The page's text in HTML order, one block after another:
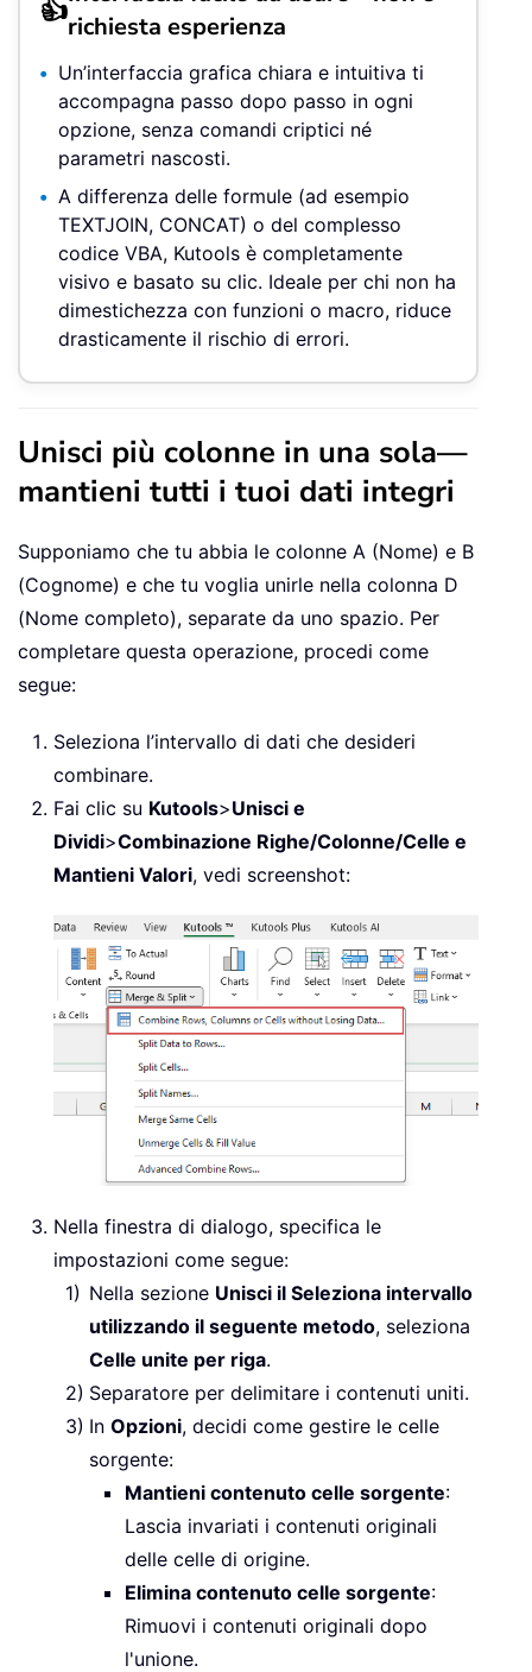
👍richiesta esperienza
Un’interfaccia grafica chiara e intuitiva ti
accompagna passo dopo passo in ogni
opzione, senza comandi criptici né
parametri nascosti.
A differenza delle formule (ad esempio
TEXTJOIN, CONCAT) o del complesso
codice VBA, Kutools è completamente
visivo e basato su clic. Ideale per chi non ha
dimestichezza con funzioni o macro, riduce
drasticamente il rischio di errori.
Unisci più colonne in una sola—
mantieni tutti i tuoi dati integri
Supponiamo che tu abbia le colonne A (Nome) e B
(Cognome) e che tu voglia unirle nella colonna D
(Nome completo), separate da uno spazio. Per
completare questa operazione, procedi come
segue:
Seleziona l’intervallo di dati che desideri
combinare.
Fai clic su Kutools>Unisci e
Dividi>Combinazione Righe/Colonne/Celle e
Mantieni Valori, vedi screenshot:
Nella finestra di dialogo, specifica le
impostazioni come segue:
Nella sezione Unisci il Seleziona intervallo
utilizzando il seguente metodo, seleziona
Celle unite per riga.
Separatore per delimitare i contenuti uniti.
In Opzioni, decidi come gestire le celle
sorgente:
Mantieni contenuto celle sorgente:
Lascia invariati i contenuti originali
delle celle di origine.
Elimina contenuto celle sorgente:
Rimuovi i contenuti originali dopo
l'unione.